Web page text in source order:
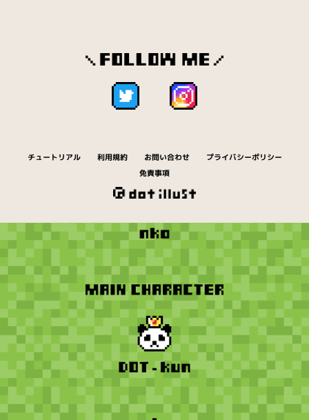
チュートリアル 利用規約 お問い合わせ
プライバシーポリシー
免責事項